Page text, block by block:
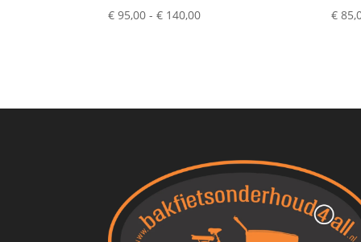
€ 95,00 - € 140,00Prijsklasse:
€